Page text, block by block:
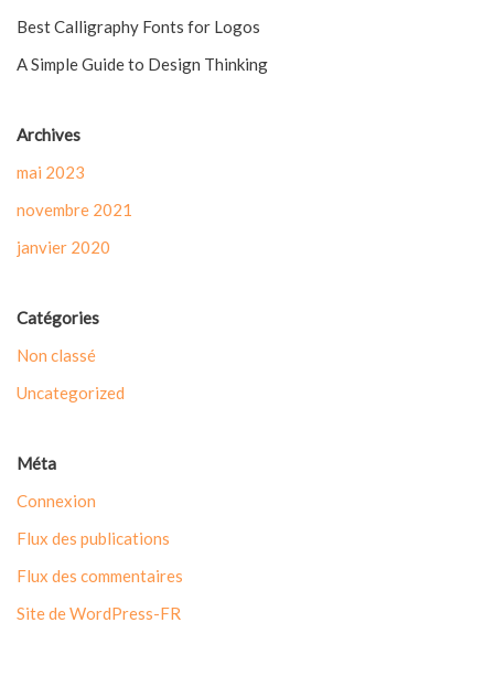
Best Calligraphy Fonts for Logos
A Simple Guide to Design Thinking
Archives
mai 2023
novembre 2021
janvier 2020
Catégories
Non classé
Uncategorized
Méta
Connexion
Flux des publications
Flux des commentaires
Site de WordPress-FR